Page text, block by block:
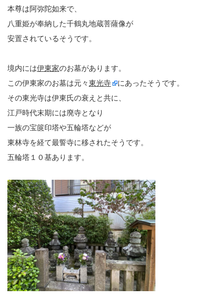
本尊は阿弥陀如来で、
八重姫が奉納した千鶴丸地蔵菩薩像が
安置されているそうです。
境内には伊東家のお墓があります。
この伊東家のお墓は元々東光寺
にあったそうです。
その東光寺は伊東氏の衰えと共に、
江戸時代末期には廃寺となり
一族の宝篋印塔や五輪塔などが
東林寺を経て最誓寺に移されたそうです。
五輪塔１０基あります。